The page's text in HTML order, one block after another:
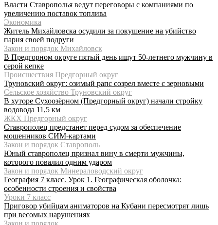
Власти Ставрополья ведут переговоры с компаниями по
увеличению поставок топлива
Экономика
Житель Михайловска осудили за покушение на убийство
парня своей подруги
Закон и порядок Михайловск
В Предгорном округе пятый день ищут 50-летнего мужчину в
серой кепке
Происшествия Предгорный округ
Труновский округ: озимый рапс созрел вместе с зерновыми
Сельское хозяйство Труновский округ
В хуторе Сухоозёрном (Предгорный округ) начали стройку
водовода 11,5 км
ЖКХ Предгорный округ
Ставрополец предстанет перед судом за обеспечение
мошенников СИМ-картами
Закон и порядок Ставрополь
Юный ставрополец признал вину в смерти мужчины,
которого повалил одним ударом
Закон и порядок Минераловодский округ
География 7 класс. Урок 1. Географическая оболочка:
особенности строения и свойства
Уроки 7 класс
Приговор убийцам аниматоров на Кубани пересмотрят лишь
при весомых нарушениях
Закон и порядок